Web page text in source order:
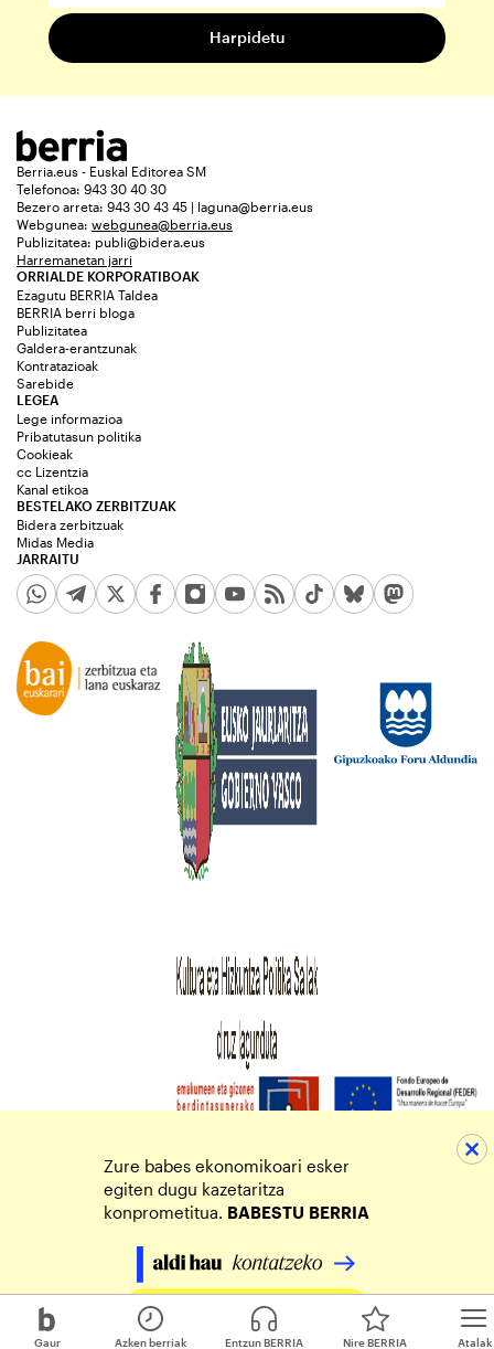
Gaur Atalak
Azken berriak Entzun BERRIA Nire BERRIA
Berria.eus - Euskal Editorea SM
Telefonoa: 943 30 40 30
Bezero arreta: 943 30 43 45 | laguna@berria.eus
Webgunea: webgunea@berria.eus
Publizitatea: publi@bidera.eus
Harremanetan jarri
ORRIALDE KORPORATIBOAK
Ezagutu BERRIA Taldea
BERRIA berri bloga
Publizitatea
Galdera-erantzunak
Kontratazioak
Sarebide
JARRAITU
LEGEA
Lege informazioa
Pribatutasun politika
Cookieak
cc Lizentzia
Kanal etikoa
BESTELAKO ZERBITZUAK
Bidera zerbitzuak
Midas Media
Zure babes ekonomikoari esker
egiten dugu kazetaritza
konprometitua. BABESTU BERRIA
Egin zure ekarpena